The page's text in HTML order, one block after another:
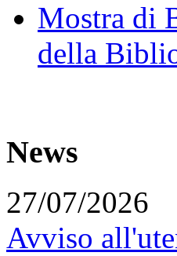
Mostra di
della
News
27/07/2026
Avviso